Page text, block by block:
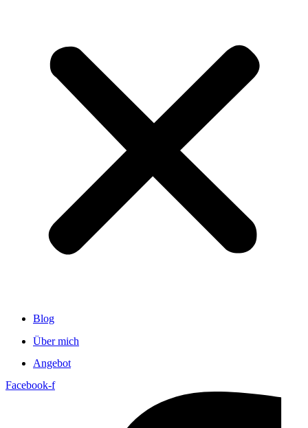
Blog
Über mich
Angebot
Facebook-f